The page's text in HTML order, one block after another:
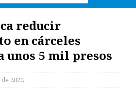
reducir
en cárceles
unos 5 mil presos
2022